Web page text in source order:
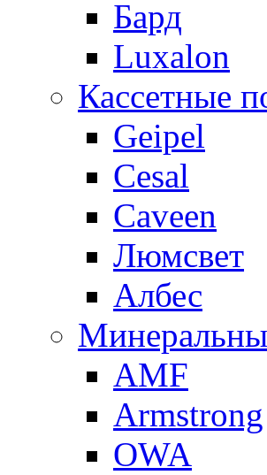
Бард
Luxalon
Кассетные
Geipel
Cesal
Caveen
Люмсвет
Албес
AMF
Armstrong
OWA